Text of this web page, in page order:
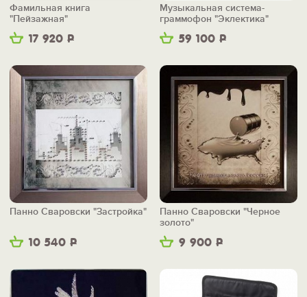
17 920 Р
Фамильная книга
"Пейзажная"
59 100 Р
Музыкальная система-
граммофон "Эклектика"
10 540 Р
Панно Сваровски "Застройка"
9 900 Р
Панно Сваровски "Черное
золото"